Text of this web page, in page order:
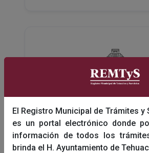
El Registro Municipal de Trámites y
es un portal electrónico donde
información de todos los
brinda el H. Ayuntamiento de